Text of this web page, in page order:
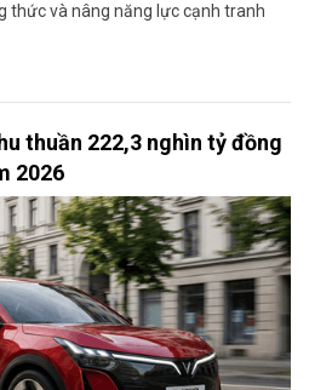
thức và nâng năng lực cạnh tranh
thuần 222,3 nghìn tỷ đồng
2026